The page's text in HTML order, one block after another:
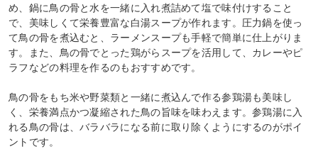
め、鍋に鳥の骨と水を一緒に入れ煮詰めて塩で味付けすること
で、美味しくて栄養豊富な白湯スープが作れます。圧力鍋を使っ
て鳥の骨を煮込むと、ラーメンスープも手軽で簡単に仕上がりま
す。また、鳥の骨でとった鶏がらスープを活用して、カレーやピ
ラフなどの料理を作るのもおすすめです。
鳥の骨をもち米や野菜類と一緒に煮込んで作る参鶏湯も美味し
く、栄養満点かつ凝縮された鳥の旨味を味わえます。参鶏湯に入
れる鳥の骨は、バラバラになる前に取り除くようにするのがポイ
ントです。